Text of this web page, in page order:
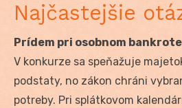
Najčastejšie
Prídem pri osobnom
V konkurze sa speňažuje
podstaty, no zákon chráni
potreby. Pri splátkovom